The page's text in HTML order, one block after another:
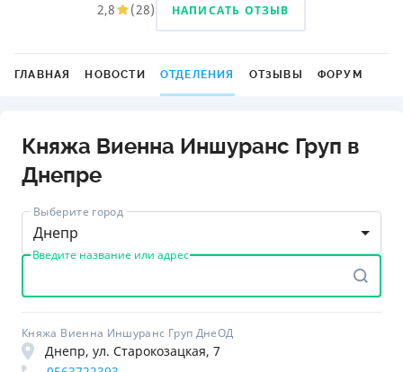
2,8 (28) НАПИСАТЬ ОТЗЫВ
ГЛАВНАЯ НОВОСТИ ОТДЕЛЕНИЯ ОТЗЫВЫ ФОРУМ
Княжа Виенна Иншуранс Груп в
Днепре
Выберите город
Днепр
Введите название или адрес
Княжа Виенна Иншуранс Груп ДнеОД
Днепр, ул. Старокозацкая, 7